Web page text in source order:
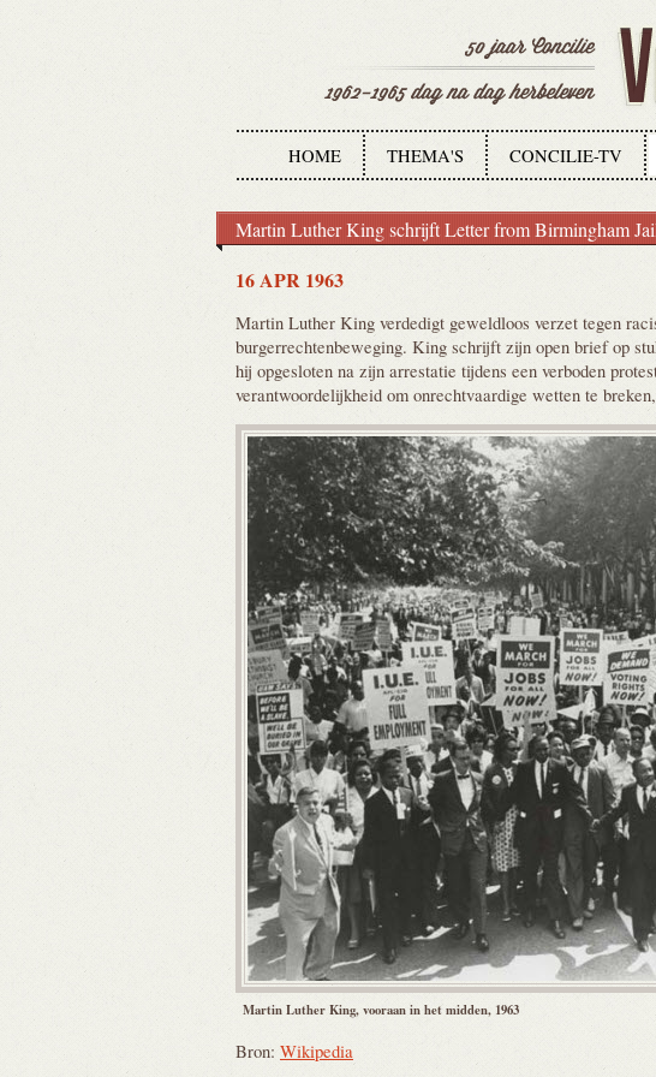
HOME THEMA'S CONCILIE-TV
Martin Luther King schrijft Letter from Birmingham
16 APR 1963
Martin Luther King verdedigt geweldloos verzet tegen
burgerrechtenbeweging. King schrijft zijn open brief op
hij opgesloten na zijn arrestatie tijdens een verboden
verantwoordelijkheid om onrechtvaardige wetten te
Martin Luther King, vooraan in het midden, 1963
Bron: Wikipedia